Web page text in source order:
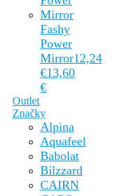
Fashy
Power
Mirror12,24
€13,60
€
Outlet
Značky
Alpina
Aquafeel
Babolat
Bilzzard
CAIRN